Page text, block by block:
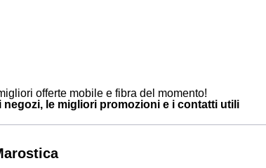
offerte mobile e fibra del momento!
negozi, le migliori promozioni e i contatti utili